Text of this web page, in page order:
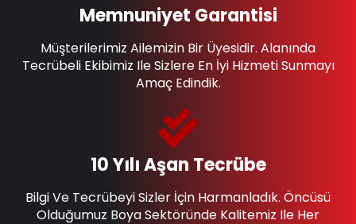
10 Yılı Aşan Tecrübe
Bilgi Ve Tecrübeyi Sizler İçin Harmanladık. Öncüsü
Olduğumuz Boya Sektöründe Kalitemiz Ile Her
Memnuniyet Garantisi
Müşterilerimiz Ailemizin Bir Üyesidir. Alanında
Tecrübeli Ekibimiz Ile Sizlere En İyi Hizmeti Sunmayı
Amaç Edindik.